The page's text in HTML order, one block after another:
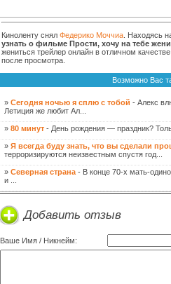
Киноленту снял Федерико Моччиа . Находясь
узнать о фильме Прости, хочу на тебе
жениться трейлер онлайн в отличном
после просмотра.
Возможно Вас
» Сегодня ночью я сплю с тобой - Алекс
Летиция же любит Ал...
» 80 минут - День рождения — праздник?
» Я всегда буду знать, что вы сделали
терроризируются неизвестным спустя год...
» Северная страна - В конце 70-х мать-
и ...
Добавить отзыв
Ваше Имя / Никнейм: